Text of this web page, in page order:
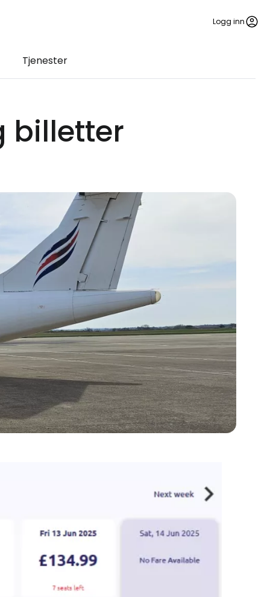
Logg inn
Tjenester
billetter
Air France. Prisene er ganske høye
ligger mellom 95 og 295 pund.